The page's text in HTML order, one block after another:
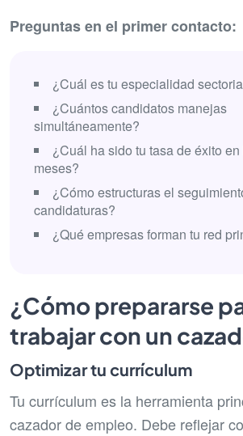
Preguntas en el primer contacto:
¿Cuál es tu especialidad
¿Cuántos candidatos manejas
simultáneamente?
¿Cuál ha sido tu tasa de éxito
meses?
¿Cómo estructuras el
candidaturas?
¿Qué empresas forman tu red
¿Cómo prepararse
trabajar con un
Optimizar tu currículum
Tu currículum es la herramienta
cazador de empleo. Debe reflejar